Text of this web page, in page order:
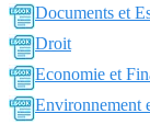
Documents et
Droit
Economie et
Environnement